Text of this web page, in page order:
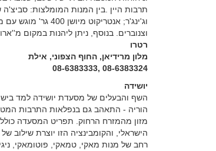
תרבות היין .בין המנות המומלצות: סביצ'ה
וג'ינג'ר;
וצנוברים. בנוסף, ניתן ליהנות במקום
רטרו
מלון מרידיאן, החוף הצפוני, אילת
08-6383324 ,08-6383333
יושידה
השף והבעלים של מסעדת יושידה למד
הוריה - התאהב גם בנפלאות התרבות
מזון מהמזרח הרחוק. תפריט המסעדה
הישראלי, והקומבינציה הזו יוצרת שילוב
רחב של מנות מאקי, טמאקי, פוטומאקי,